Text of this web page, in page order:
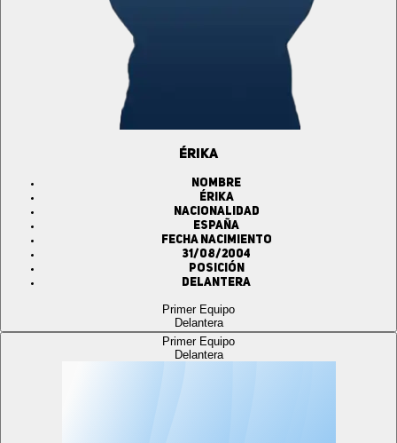
ÉRIKA
Nombre
ÉRIKA
Nacionalidad
ESPAÑA
Fecha Nacimiento
31/08/2004
Posición
Delantera
Primer Equipo
Delantera
Primer Equipo
Delantera